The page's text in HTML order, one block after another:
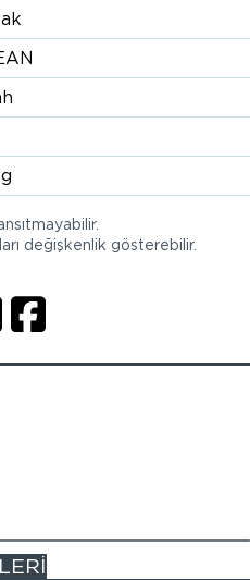
değişkenlik gösterebilir.